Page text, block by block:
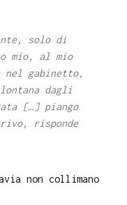
solo di
mio, al mio
gabinetto,
dagli
[…] piango
risponde
non collimano